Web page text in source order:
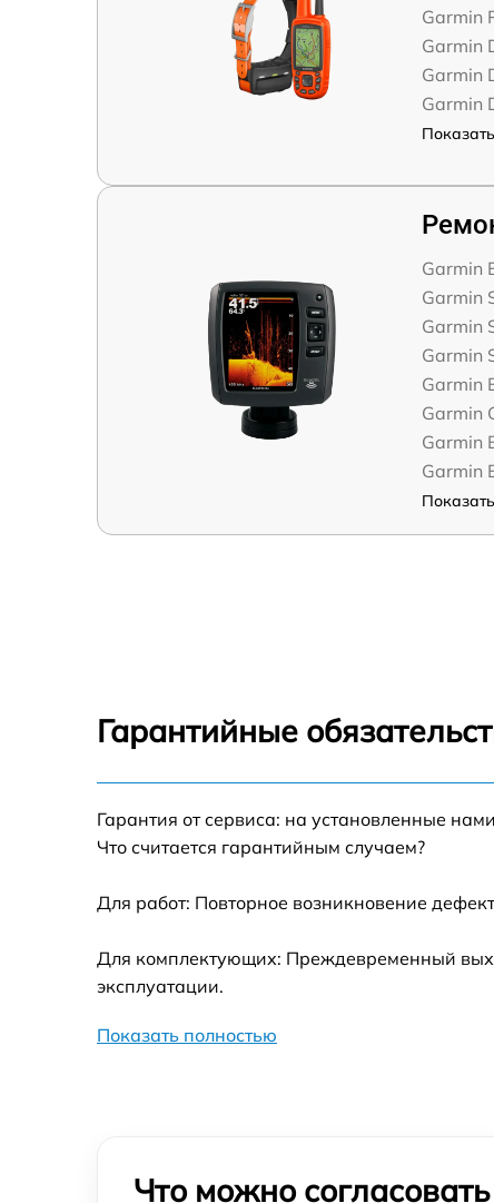
Garmin
Garmin
Garmin
Garmin
Garmin
Garmin
Garmin
Garmin
Garmin
Garmin
Garmin
Garmin
Гарантийные
Гарантия от сервиса: на установленные
Что считается гарантийным случаем?
Для работ: Повторное возникновение
Для комплектующих: Преждевременный
эксплуатации.
Показать полностью
Что можно согласовать